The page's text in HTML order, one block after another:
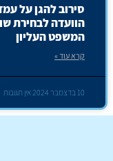
סירוב להגן על
הוועדה לבחירת
המשפט העליון
קרא עוד »
10 בדצמבר 2024 אין תגובות